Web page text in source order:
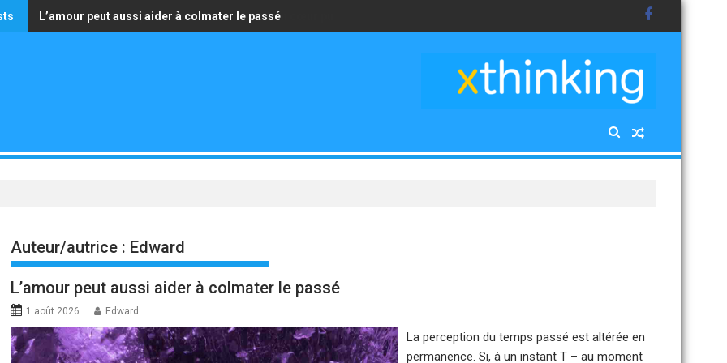
L’amour peut aussi aider à colmater le passé
La seule richesse qui vaille est celle d’avoir un cœur pur
Auteur/autrice : Edward
L’amour peut aussi aider à colmater le passé
1 août 2026 Edward
La perception du temps passé est altérée en
permanence. Si, à un instant T – au moment